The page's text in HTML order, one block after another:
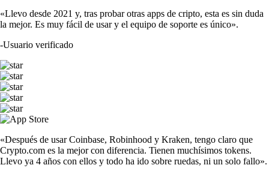
«Llevo desde 2021 y, tras probar otras apps de cripto, esta es sin duda
la mejor. Es muy fácil de usar y el equipo de soporte es único».
-Usuario verificado
«Después de usar Coinbase, Robinhood y Kraken, tengo claro que
Crypto.com es la mejor con diferencia. Tienen muchísimos tokens.
Llevo ya 4 años con ellos y todo ha ido sobre ruedas, ni un solo fallo».